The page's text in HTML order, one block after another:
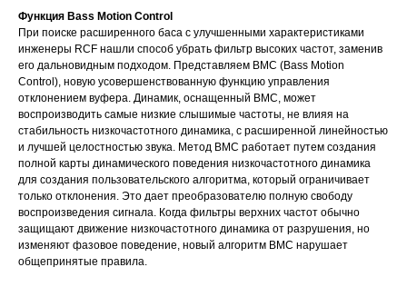
Функция Bass Motion Control
При поиске расширенного баса с улучшенными характеристиками
инженеры RCF нашли способ убрать фильтр высоких частот, заменив
его дальновидным подходом. Представляем BMC (Bass Motion
Control), новую усовершенствованную функцию управления
отклонением вуфера. Динамик, оснащенный BMC, может
воспроизводить самые низкие слышимые частоты, не влияя на
стабильность низкочастотного динамика, с расширенной линейностью
и лучшей целостностью звука. Метод BMC работает путем создания
полной карты динамического поведения низкочастотного динамика
для создания пользовательского алгоритма, который ограничивает
только отклонения. Это дает преобразователю полную свободу
воспроизведения сигнала. Когда фильтры верхних частот обычно
защищают движение низкочастотного динамика от разрушения, но
изменяют фазовое поведение, новый алгоритм BMC нарушает
общепринятые правила.